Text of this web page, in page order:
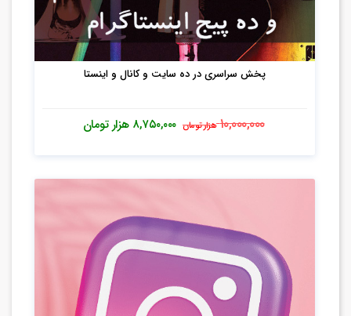
پخش سراسری در ده سایت و کانال و اینستا
۱۰,۰۰۰,۰۰۰ هزار تومان ۸,۷۵۰,۰۰۰ هزار تومان